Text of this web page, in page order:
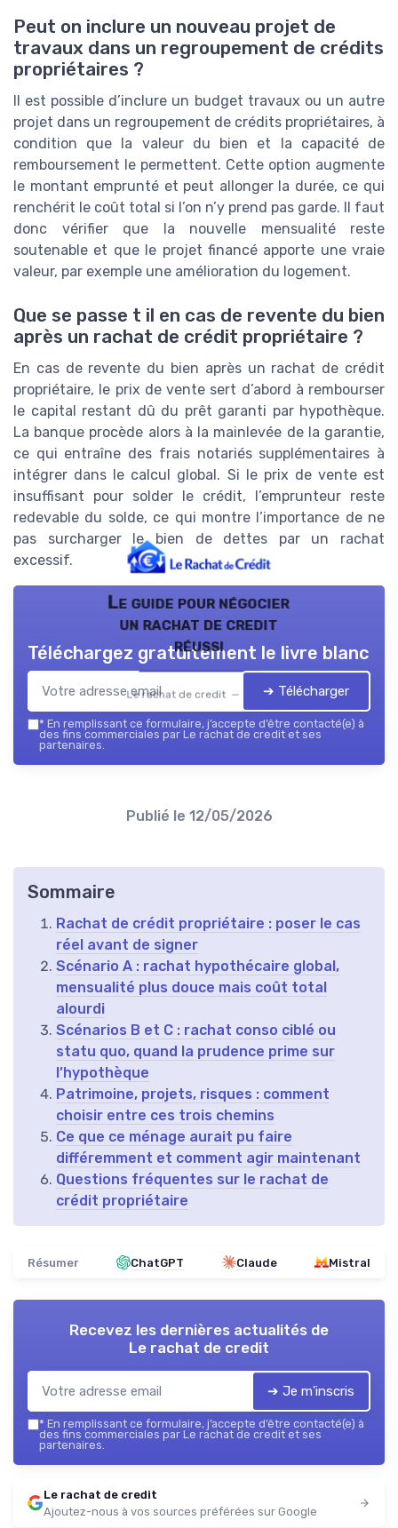
Peut on inclure un nouveau projet de
travaux dans un regroupement de crédits
propriétaires ?
Il est possible d’inclure un budget travaux ou un autre
projet dans un regroupement de crédits propriétaires, à
condition que la valeur du bien et la capacité de
remboursement le permettent. Cette option augmente
le montant emprunté et peut allonger la durée, ce qui
renchérit le coût total si l’on n’y prend pas garde. Il faut
donc vérifier que la nouvelle mensualité reste
soutenable et que le projet financé apporte une vraie
valeur, par exemple une amélioration du logement.
Que se passe t il en cas de revente du bien
après un rachat de crédit propriétaire ?
En cas de revente du bien après un rachat de crédit
propriétaire, le prix de vente sert d’abord à rembourser
le capital restant dû du prêt garanti par hypothèque.
La banque procède alors à la mainlevée de la garantie,
ce qui entraîne des frais notariés supplémentaires à
intégrer dans le calcul global. Si le prix de vente est
insuffisant pour solder le crédit, l’emprunteur reste
redevable du solde, ce qui montre l’importance de ne
pas surcharger le bien de dettes par un rachat
excessif.
Le guide pour négocier
un rachat de credit
réussi
Le rachat de credit — 2026
Téléchargez gratuitement le livre blanc
➔ Télécharger
* En remplissant ce formulaire, j’accepte d’être contacté(e) à
des fins commerciales par Le rachat de credit et ses
partenaires.
Publié le 12/05/2026
Sommaire
Rachat de crédit propriétaire : poser le cas
réel avant de signer
Scénario A : rachat hypothécaire global,
mensualité plus douce mais coût total
alourdi
Scénarios B et C : rachat conso ciblé ou
statu quo, quand la prudence prime sur
l’hypothèque
Patrimoine, projets, risques : comment
choisir entre ces trois chemins
Ce que ce ménage aurait pu faire
différemment et comment agir maintenant
Questions fréquentes sur le rachat de
crédit propriétaire
Résumer ChatGPT Claude Mistral
Recevez les dernières actualités de
Le rachat de credit
➔ Je m'inscris
* En remplissant ce formulaire, j’accepte d’être contacté(e) à
des fins commerciales par Le rachat de credit et ses
partenaires.
Le rachat de credit
Ajoutez-nous à vos sources préférées sur Google